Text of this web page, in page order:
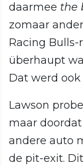
daarmee the
zomaar
Racing
überhaupt
Dat werd
Lawson
maar
andere auto
de pit-exit.